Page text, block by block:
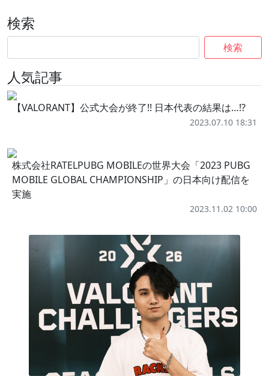
検索
検索
人気記事
【VALORANT】公式大会が終了!! 日本代表の結果は…!?
2023.07.10 18:31
株式会社RATELPUBG MOBILEの世界大会「2023 PUBG
MOBILE GLOBAL CHAMPIONSHIP」の日本向け配信を
実施
2023.11.02 10:00